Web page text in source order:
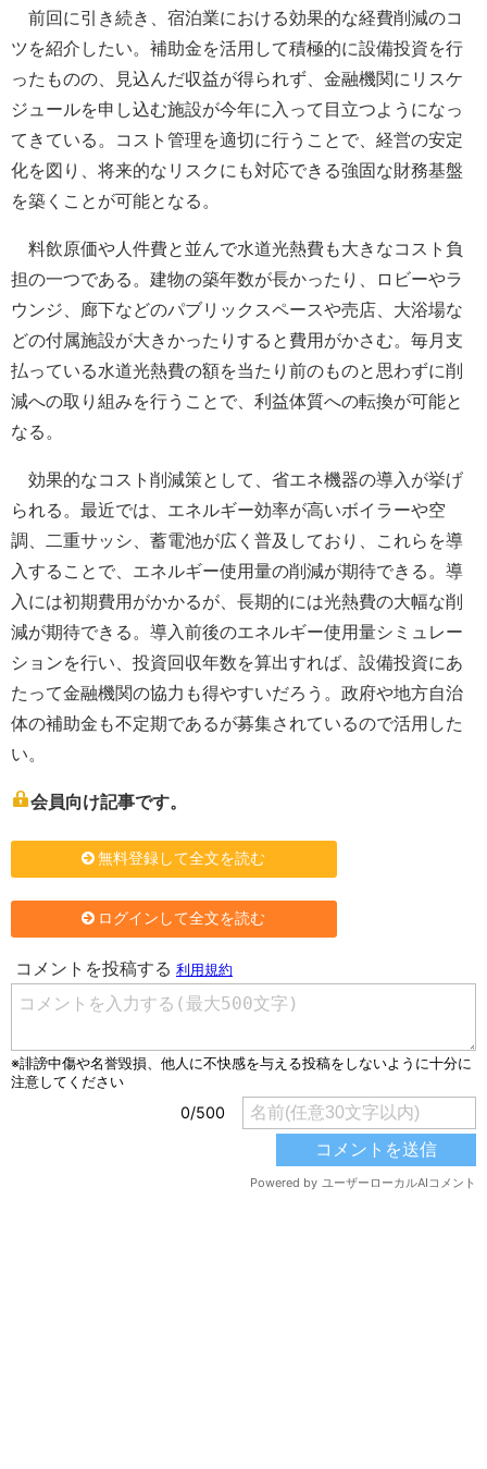
前回に引き続き、宿泊業における効果的な経費削減のコ
ツを紹介したい。補助金を活用して積極的に設備投資を行
ったものの、見込んだ収益が得られず、金融機関にリスケ
ジュールを申し込む施設が今年に入って目立つようになっ
てきている。コスト管理を適切に行うことで、経営の安定
化を図り、将来的なリスクにも対応できる強固な財務基盤
を築くことが可能となる。
料飲原価や人件費と並んで水道光熱費も大きなコスト負
担の一つである。建物の築年数が長かったり、ロビーやラ
ウンジ、廊下などのパブリックスペースや売店、大浴場な
どの付属施設が大きかったりすると費用がかさむ。毎月支
払っている水道光熱費の額を当たり前のものと思わずに削
減への取り組みを行うことで、利益体質への転換が可能と
なる。
効果的なコスト削減策として、省エネ機器の導入が挙げ
られる。最近では、エネルギー効率が高いボイラーや空
調、二重サッシ、蓄電池が広く普及しており、これらを導
入することで、エネルギー使用量の削減が期待できる。導
入には初期費用がかかるが、長期的には光熱費の大幅な削
減が期待できる。導入前後のエネルギー使用量シミュレー
ションを行い、投資回収年数を算出すれば、設備投資にあ
たって金融機関の協力も得やすいだろう。政府や地方自治
体の補助金も不定期であるが募集されているので活用した
い。
会員向け記事です。
無料登録して全文を読む
ログインして全文を読む